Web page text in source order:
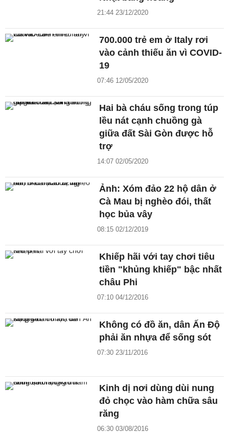
21:44 23/12/2020
700.000 trẻ em ở Italy rơi
vào cảnh thiếu ăn vì COVID-
19
07:46 12/05/2020
Hai bà cháu sống trong túp
lều nát cạnh chuồng gà
giữa đất Sài Gòn được hỗ
trợ
14:07 02/05/2020
Ảnh: Xóm đảo 22 hộ dân ở
Cà Mau bị nghèo đói, thất
học bủa vây
08:15 02/12/2019
Khiếp hãi với tay chơi tiêu
tiền "khủng khiếp" bậc nhất
châu Phi
07:10 04/12/2016
Không có đồ ăn, dân Ấn Độ
phải ăn nhựa để sống sót
07:30 23/11/2016
Kinh dị nơi dùng dùi nung
đỏ chọc vào hàm chữa sâu
răng
06:30 03/08/2016